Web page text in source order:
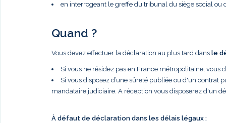
en interrogeant le greffe du tribunal du siège social ou
Quand ?
Vous devez effectuer la déclaration au plus tard dans le
Si vous ne résidez pas en France métropolitaine, vous
Si vous disposez d’une sûreté publiée ou d'un
mandataire judiciaire. A réception vous disposerez d'un
À défaut de déclaration dans les délais légaux :